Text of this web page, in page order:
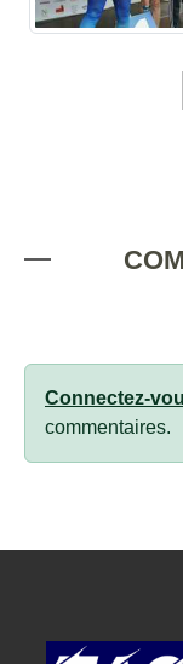
Connectez-
commentaires.